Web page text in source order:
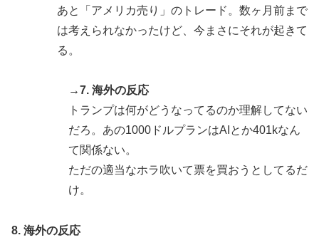
あと「アメリカ売り」のトレード。数ヶ月前まで
は考えられなかったけど、今まさにそれが起きて
る。
→7. 海外の反応
トランプは何がどうなってるのか理解してない
だろ。あの1000ドルプランはAIとか401kなん
て関係ない。
ただの適当なホラ吹いて票を買おうとしてるだ
け。
8. 海外の反応